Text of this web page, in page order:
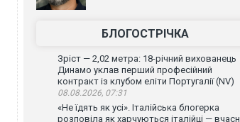
БЛОГОСТРІЧКА
Зріст — 2,02 метра: 18-річний вихованець
Динамо уклав перший професійний
контракт із клубом еліти Португалії (NV)
08.08.2026, 07:31
«Не їдять як усі». Італійська блогерка
розповіла як харчуються італійці —